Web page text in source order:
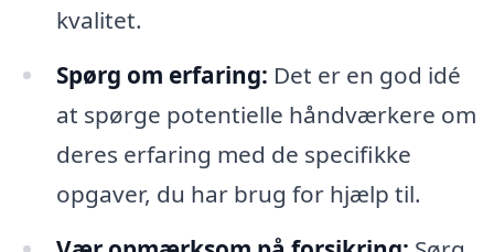
kvalitet.
Spørg om erfaring: Det er en god idé
at spørge potentielle håndværkere om
deres erfaring med de specifikke
opgaver, du har brug for hjælp til.